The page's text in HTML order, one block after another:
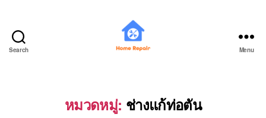
Search
อาชีพ
THAIHOMEBUILDER
Menu
หมวดหมู่: ช่างแก้ท่อตัน